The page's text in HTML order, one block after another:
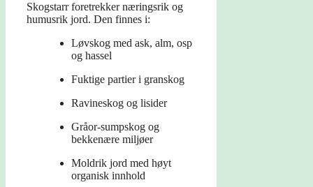
Skogstarr foretrekker næringsrik og
humusrik jord. Den finnes i:
Løvskog med ask, alm, osp
og hassel
Fuktige partier i granskog
Ravineskog og lisider
Gråor-sumpskog og
bekkenære miljøer
Moldrik jord med høyt
organisk innhold